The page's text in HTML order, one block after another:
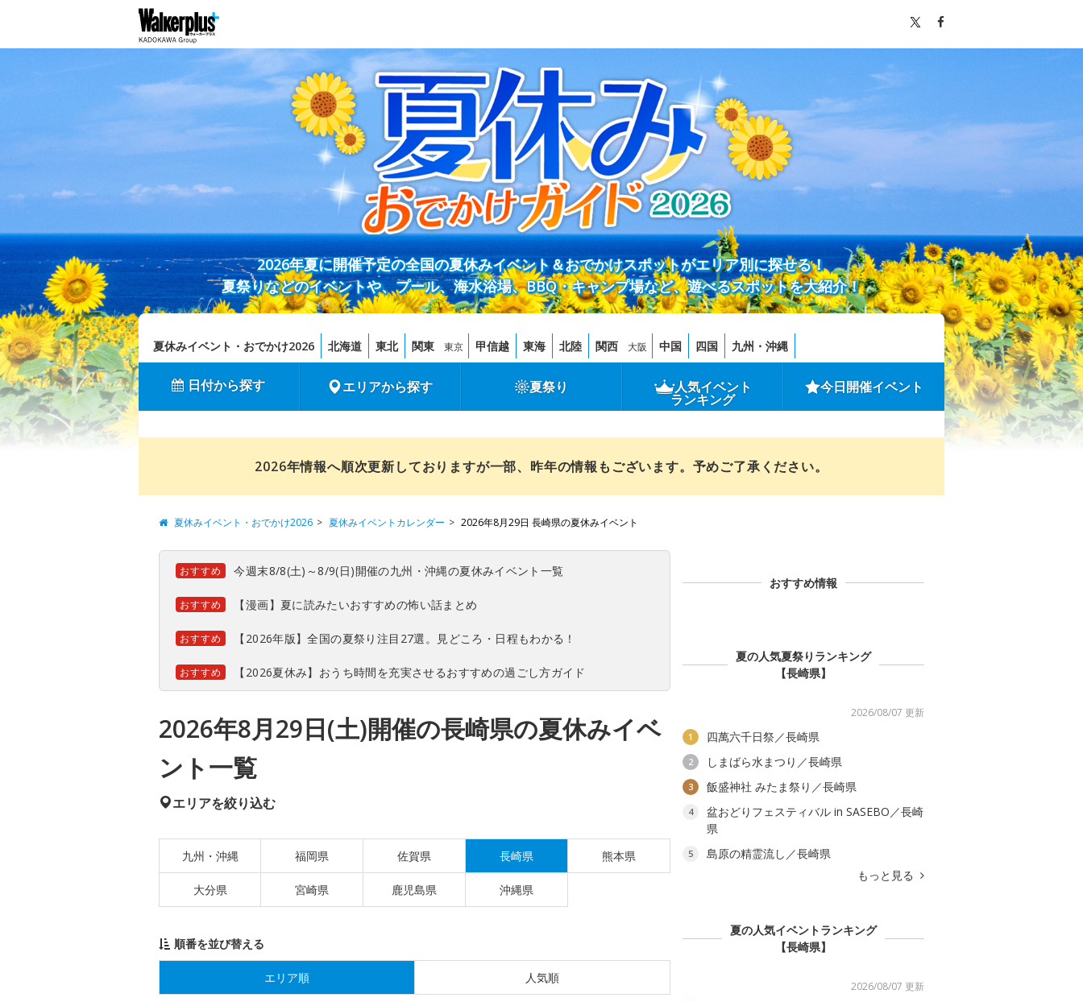
2026年夏に開催予定の全国の夏休みイベント＆おでかけスポットがエリア別に探せる！
夏祭りなどのイベントや、プール、海水浴場、BBQ・キャンプ場など、遊べるスポットを大紹介！
夏休みイベント・おでかけ2026 北海道 東北 関東 東京 甲信越 東海 北陸 関西 大阪 中国 四国 九州・沖縄
日付から探す エリアから探す 夏祭り 人気イベント
ランキング
今日開催イベント
2026年情報へ順次更新しておりますが一部、昨年の情報もございます。予めご了承ください。
夏休みイベント・おでかけ2026 夏休みイベントカレンダー 2026年8月29日 長崎県の夏休みイベント
おすすめ 今週末8/8(土)～8/9(日)開催の九州・沖縄の夏休みイベント一覧
おすすめ 【漫画】夏に読みたいおすすめの怖い話まとめ
おすすめ 【2026年版】全国の夏祭り注目27選。見どころ・日程もわかる！
おすすめ 【2026夏休み】おうち時間を充実させるおすすめの過ごし方ガイド
2026年8月29日(土)開催の長崎県の夏休みイベ
ント一覧
エリアを絞り込む
九州・沖縄 福岡県 佐賀県 長崎県 熊本県
大分県 宮崎県 鹿児島県 沖縄県
順番を並び替える
エリア順 人気順
おすすめ情報
夏の人気夏祭りランキング
【長崎県】
2026/08/07 更新
1 四萬六千日祭／長崎県
2 しまばら水まつり／長崎県
3 飯盛神社 みたま祭り／長崎県
4
盆おどりフェスティバル in SASEBO／長崎
県
5
島原の精霊流し／長崎県
もっと見る
夏の人気イベントランキング
【長崎県】
2026/08/07 更新